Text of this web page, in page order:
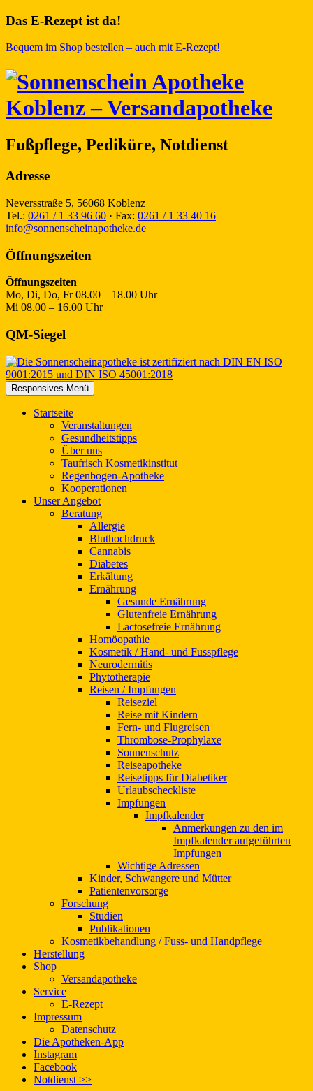
Das E-Rezept ist da!
Bequem im Shop bestellen – auch mit E-Rezept!
Fußpflege, Pediküre, Notdienst
Adresse
Neversstraße 5, 56068 Koblenz
Tel.: 0261 / 1 33 96 60 · Fax: 0261 / 1 33 40 16
info@sonnenscheinapotheke.de
Öffnungszeiten
Öffnungszeiten
Mo, Di, Do, Fr08.00 – 18.00 Uhr
Mi 08.00 – 16.00 Uhr
QM-Siegel
Responsives Menü
Startseite
Veranstaltungen
Gesundheitstipps
Über uns
Taufrisch Kosmetikinstitut
Regenbogen-Apotheke
Kooperationen
UnserAngebot
Beratung
Allergie
Bluthochdruck
Cannabis
Diabetes
Erkältung
Ernährung
Gesunde Ernährung
Glutenfreie Ernährung
Lactosefreie Ernährung
Homöopathie
Kosmetik / Hand- und Fusspflege
Neurodermitis
Phytotherapie
Reisen / Impfungen
Reiseziel
Reise mit Kindern
Fern- und Flugreisen
Thrombose-Prophylaxe
Sonnenschutz
Reiseapotheke
Reisetipps für Diabetiker
Urlaubscheckliste
Impfungen
Impfkalender
Anmerkungen zu den im
Impfkalender aufgeführten
Impfungen
Wichtige Adressen
Kinder, Schwangere und Mütter
Patientenvorsorge
Forschung
Studien
Publikationen
Kosmetikbehandlung / Fuss- und Handpflege
Herstellung
Shop
Versandapotheke
Service
E-Rezept
Impressum
Datenschutz
Die Apotheken-App
Instagram
Facebook
Notdienst >>